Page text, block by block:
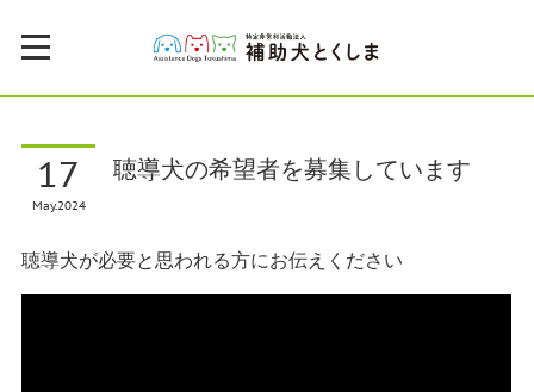
17
May2024
聴導犬の希望者を募集しています
聴導犬が必要と思われる方にお伝えください